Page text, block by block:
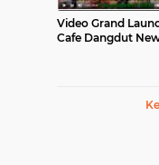
Video Grand
Cafe Dangdut